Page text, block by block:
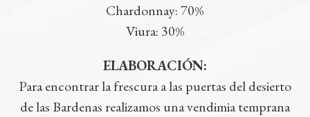
Chardonnay: 70%
Viura: 30%
ELABORACIÓN:
Para encontrar la frescura a las puertas del desierto
de las Bardenas realizamos una vendimia temprana